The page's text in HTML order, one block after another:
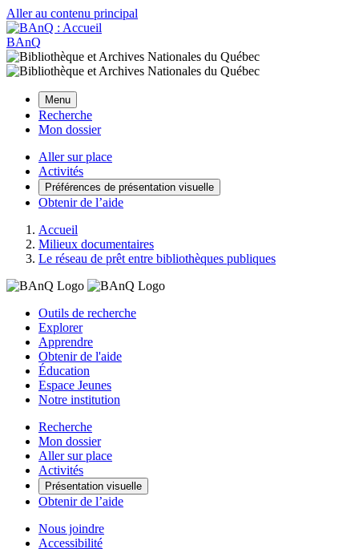
Aller au contenu principal
BAnQ
Menu
Recherche
Mon dossier
Aller sur place
Activités
Préférences de présentation visuelle
Obtenir de l’aide
Accueil
Milieux documentaires
Le réseau de prêt entre bibliothèques publiques
Outils de recherche
Explorer
Apprendre
Obtenir de l'aide
Éducation
Espace Jeunes
Notre institution
Recherche
Mon dossier
Aller sur place
Activités
Présentation visuelle
Obtenir de l’aide
Nous joindre
Accessibilité